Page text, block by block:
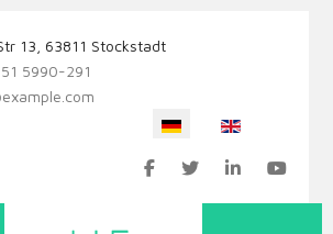
13, 63811 Stockstadt
5990-291
Sprache auswählen